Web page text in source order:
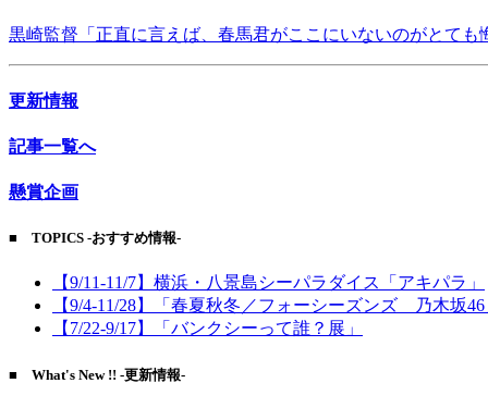
黒崎監督「正直に言えば、春馬君がここにいないのがとても
更新情報
記事一覧へ
懸賞企画
■ TOPICS -おすすめ情報-
【9/11-11/7】横浜・八景島シーパラダイス「アキパラ」
【9/4-11/28】「春夏秋冬／フォーシーズンズ 乃木坂46
【7/22-9/17】「バンクシーって誰？展」
■ What's New !! -更新情報-